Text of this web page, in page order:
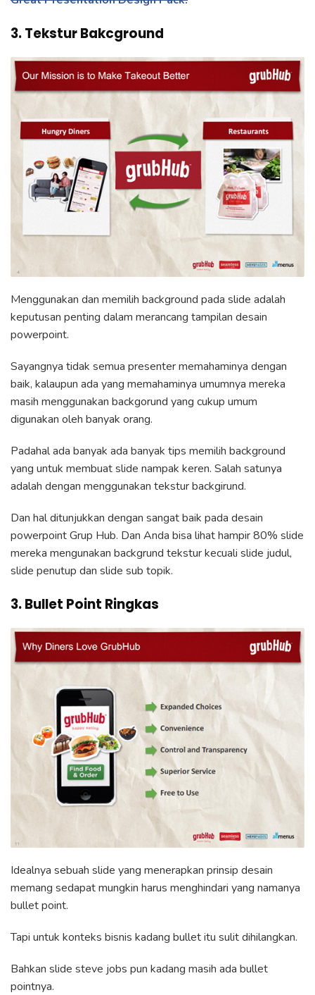
3. Tekstur Bakcground
Menggunakan dan memilih background pada slide adalah
keputusan penting dalam merancang tampilan desain
powerpoint.
Sayangnya tidak semua presenter memahaminya dengan
baik, kalaupun ada yang memahaminya umumnya mereka
masih menggunakan backgorund yang cukup umum
digunakan oleh banyak orang.
Padahal ada banyak ada banyak tips memilih background
yang untuk membuat slide nampak keren. Salah satunya
adalah dengan menggunakan tekstur backgirund.
Dan hal ditunjukkan dengan sangat baik pada desain
powerpoint Grup Hub. Dan Anda bisa lihat hampir 80% slide
mereka mengunakan backgrund tekstur kecuali slide judul,
slide penutup dan slide sub topik.
3. Bullet Point Ringkas
Idealnya sebuah slide yang menerapkan prinsip desain
memang sedapat mungkin harus menghindari yang namanya
bullet point.
Tapi untuk konteks bisnis kadang bullet itu sulit dihilangkan.
Bahkan slide steve jobs pun kadang masih ada bullet
pointnya.